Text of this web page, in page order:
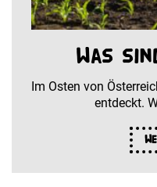
Was
Im Osten von
entdeckt.